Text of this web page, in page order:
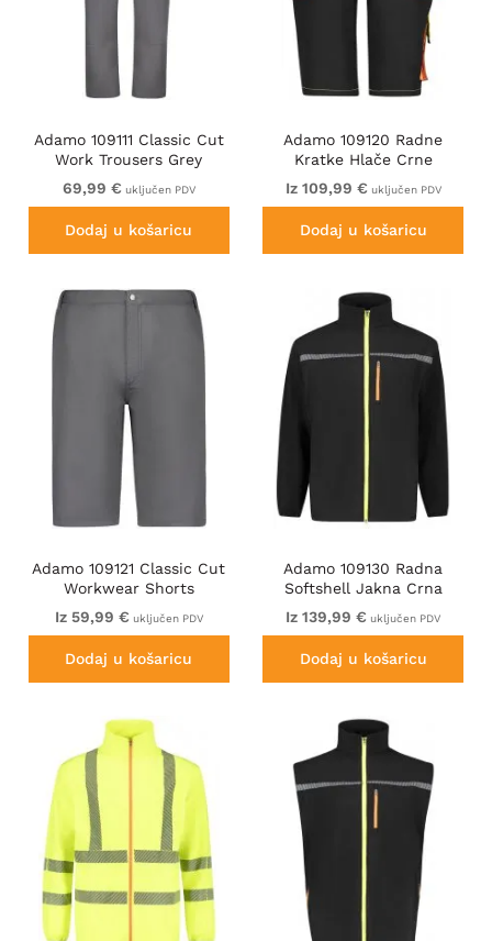
Adamo 109111 Classic Cut
Work Trousers Grey
69,99 € uključen PDV
Dodaj u košaricu
Adamo 109120 Radne
Kratke Hlače Crne
Iz 109,99 € uključen PDV
Dodaj u košaricu
Adamo 109121 Classic Cut
Workwear Shorts
Graphite Grey
Iz 59,99 € uključen PDV
Dodaj u košaricu
Adamo 109130 Radna
Softshell Jakna Crna
Iz 139,99 € uključen PDV
Dodaj u košaricu